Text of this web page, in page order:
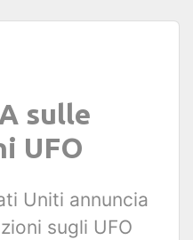
sulle
UFO
Uniti annuncia
sugli UFO